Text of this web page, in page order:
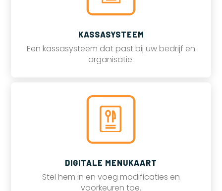
KASSASYSTEEM
Een kassasysteem dat past bij uw bedrijf en
organisatie.
DIGITALE MENUKAART
Stel hem in en voeg modificaties en
voorkeuren toe.